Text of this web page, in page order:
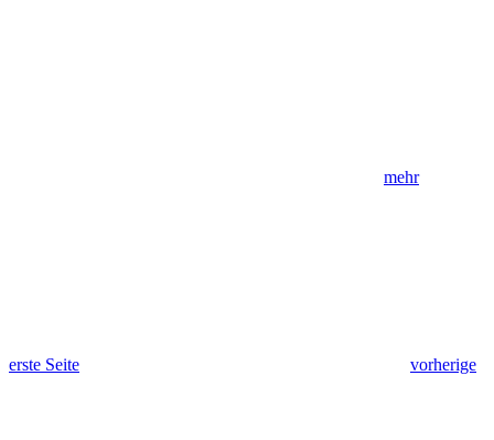
mehr
erste Seite vorherige